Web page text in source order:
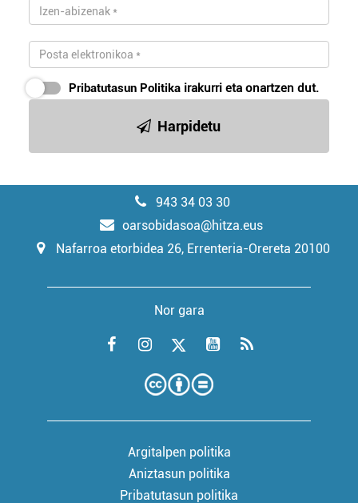
Pribatutasun Politika irakurri eta onartzen dut.
Harpidetu
943 34 03 30
oarsobidasoa@hitza.eus
Nafarroa etorbidea 26, Errenteria-Orereta 20100
Nor gara
Argitalpen politika
Aniztasun politika
Pribatutasun politika